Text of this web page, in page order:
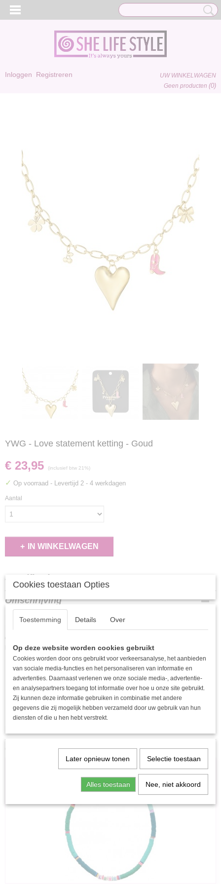
Inloggen Registreren
UW WINKELWAGEN
Geen producten (0)
YWG - Love statement ketting - Goud
€ 23,95 (inclusief btw 21%)
✓ Op voorraad - Levertijd 2 - 4 werkdagen
Aantal
IN WINKELWAGEN
Specificaties
6156235788726
Omschrijving
Maak jouw sieradencollectie compleet met deze stijlvolle en tijdloze ketting.
Dankzij het minimalistische design is dit sieraad perfect om iedere dag te
dragen en eenvoudig te combineren met andere kettingen voor een trendy
layered look.
Gemaakt van 304 Stainless Steel
Sterk, duurzaam en verkleurt niet
Lengte ketting: 40cm
Verstelbaar met 5 cm verlengkettinkje
Perfect voor zowel casual als feestelijke outfits
Ook interessant
Cookies toestaan Opties
Toestemming Details Over
Op deze website worden cookies gebruikt
Cookies worden door ons gebruikt voor verkeersanalyse, het aanbieden
van sociale media-functies en het personaliseren van informatie en
advertenties. Daarnaast verlenen we onze sociale media-, advertentie-
en analysepartners toegang tot informatie over hoe u onze site gebruikt.
Zij kunnen deze informatie gebruiken in combinatie met andere
gegevens die zij mogelijk hebben verzameld door uw gebruik van hun
diensten of die u hen hebt verstrekt.
Later opnieuw tonen Selectie toestaan
Alles toestaan Nee, niet akkoord